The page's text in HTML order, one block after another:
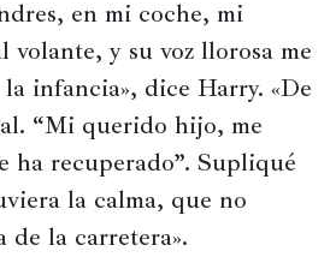
en mi coche, mi
volante, y su voz llorosa me
infancia», dice Harry. «De
“Mi querido hijo, me
ha recuperado”. Supliqué
la calma, que no
de la carretera».